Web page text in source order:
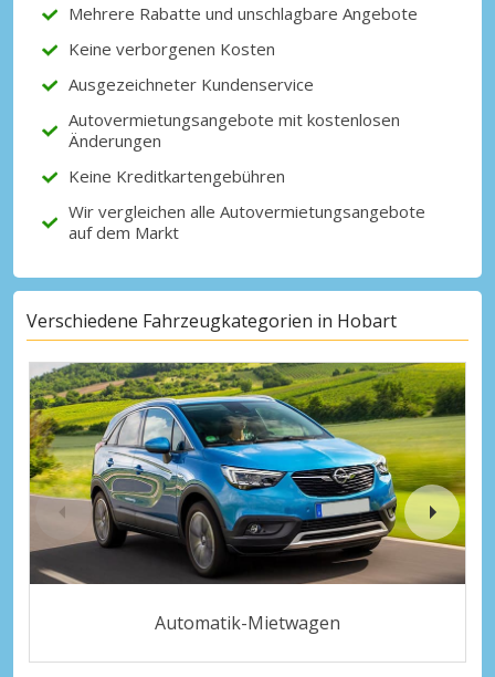
Mehrere Rabatte und unschlagbare Angebote
Keine verborgenen Kosten
Ausgezeichneter Kundenservice
Autovermietungsangebote mit kostenlosen
Änderungen
Keine Kreditkartengebühren
Wir vergleichen alle Autovermietungsangebote
auf dem Markt
Verschiedene Fahrzeugkategorien in Hobart
Automatik-Mietwagen